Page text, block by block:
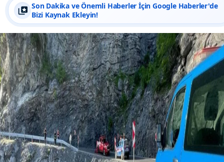
Son Dakika ve Önemli Haberler İçin Google Haberler'de
Bizi Kaynak Ekleyin!